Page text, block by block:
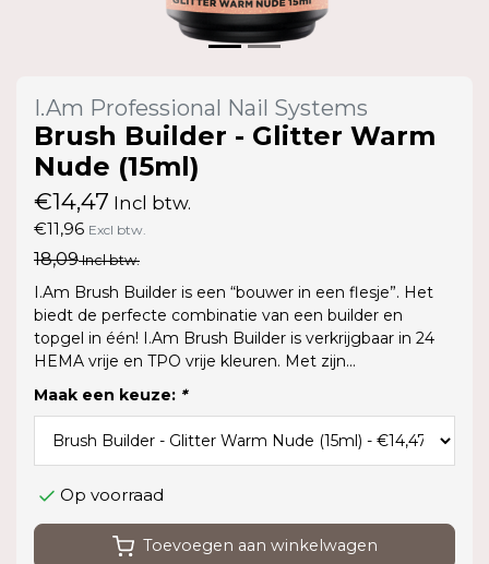
I.Am Professional Nail Systems
Brush Builder - Glitter Warm
Nude (15ml)
€14,47 Incl btw.
€11,96 Excl btw.
18,09Incl btw.
I.Am Brush Builder is een “bouwer in een flesje”. Het
biedt de perfecte combinatie van een builder en
topgel in één! I.Am Brush Builder is verkrijgbaar in 24
HEMA vrije en TPO vrije kleuren. Met zijn...
Maak een keuze: *
Op voorraad
Toevoegen aan winkelwagen